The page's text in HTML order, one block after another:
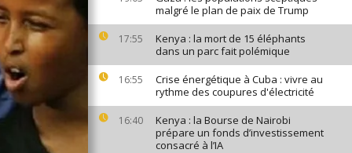
malgré le plan de paix de Trump
17:55
Kenya : la mort de 15 éléphants
dans un parc fait polémique
16:55
Crise énergétique à Cuba : vivre au
rythme des coupures d'électricité
16:40
Kenya : la Bourse de Nairobi
prépare un fonds d’investissement
consacré à l’IA